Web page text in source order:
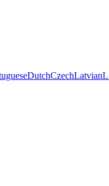
DutchCzechLatvian